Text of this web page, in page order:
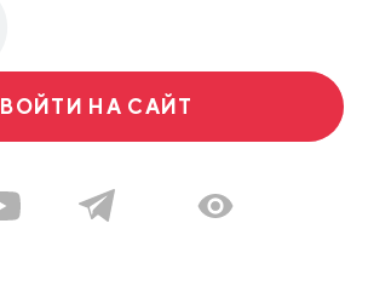
ВОЙТИ НА САЙТ